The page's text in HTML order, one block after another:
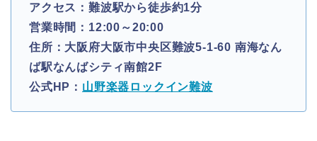
アクセス：難波駅から徒歩約1分
営業時間：12:00～20:00
住所：大阪府大阪市中央区難波5-1-60 南海なん
ば駅なんばシティ南館2F
公式HP： 山野楽器ロックイン難波